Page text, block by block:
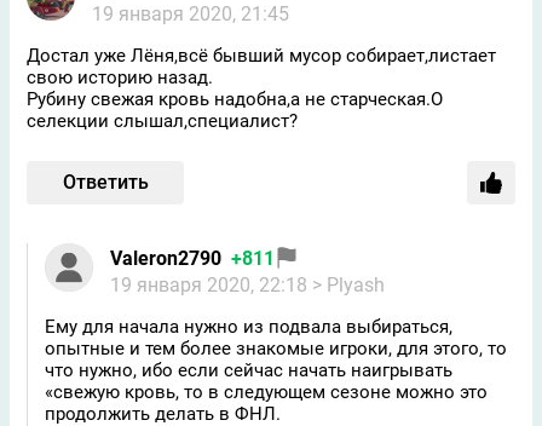
19 января 2020, 21:45
Достал уже Лёня,всё бывший мусор собирает,листает
свою историю назад.
Рубину свежая кровь надобна,а не старческая.О
селекции слышал,специалист?
Ответить
Valeron2790 +811
19 января 2020, 22:18 > Plyash
Ему для начала нужно из подвала выбираться,
опытные и тем более знакомые игроки, для этого, то
что нужно, ибо если сейчас начать наигрывать
«свежую кровь, то в следующем сезоне можно это
продолжить делать в ФНЛ.